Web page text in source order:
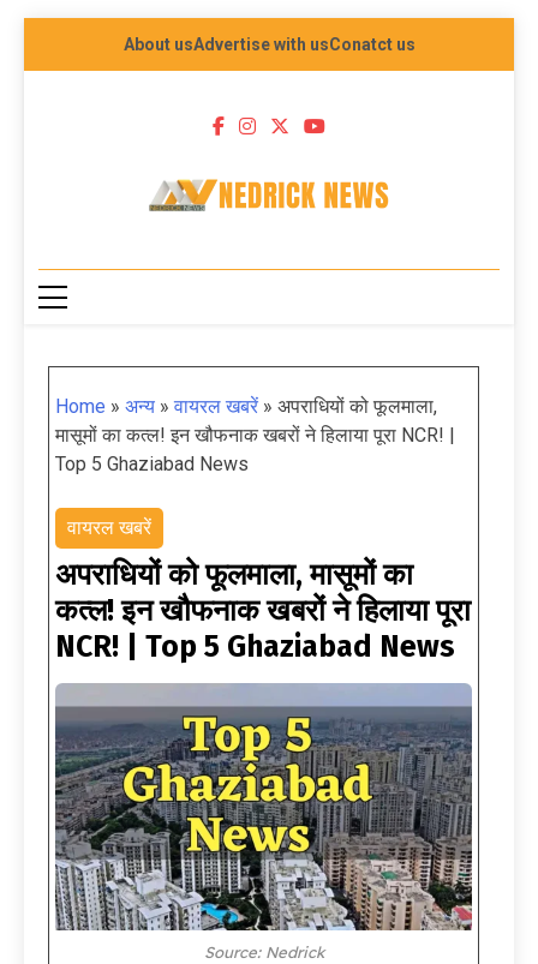
About usAdvertise with usConatct us
NEDRICK NEWS
Home » अन्य »वायरल खबरें » अपराधियों को फूलमाला,
मासूमों का कत्ल! इन खौफनाक खबरों ने हिलाया पूरा NCR! |
Top 5 Ghaziabad News
वायरल खबरें
अपराधियों को फूलमाला, मासूमों का
कत्ल! इन खौफनाक खबरों ने हिलाया पूरा
NCR! | Top 5 Ghaziabad News
Source: Nedrick